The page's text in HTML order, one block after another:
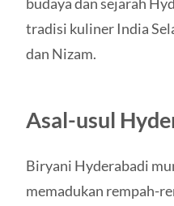
budaya dan sejarah
tradisi kuliner India
dan Nizam.
Asal-usul
Biryani Hyderabadi
memadukan rempah-